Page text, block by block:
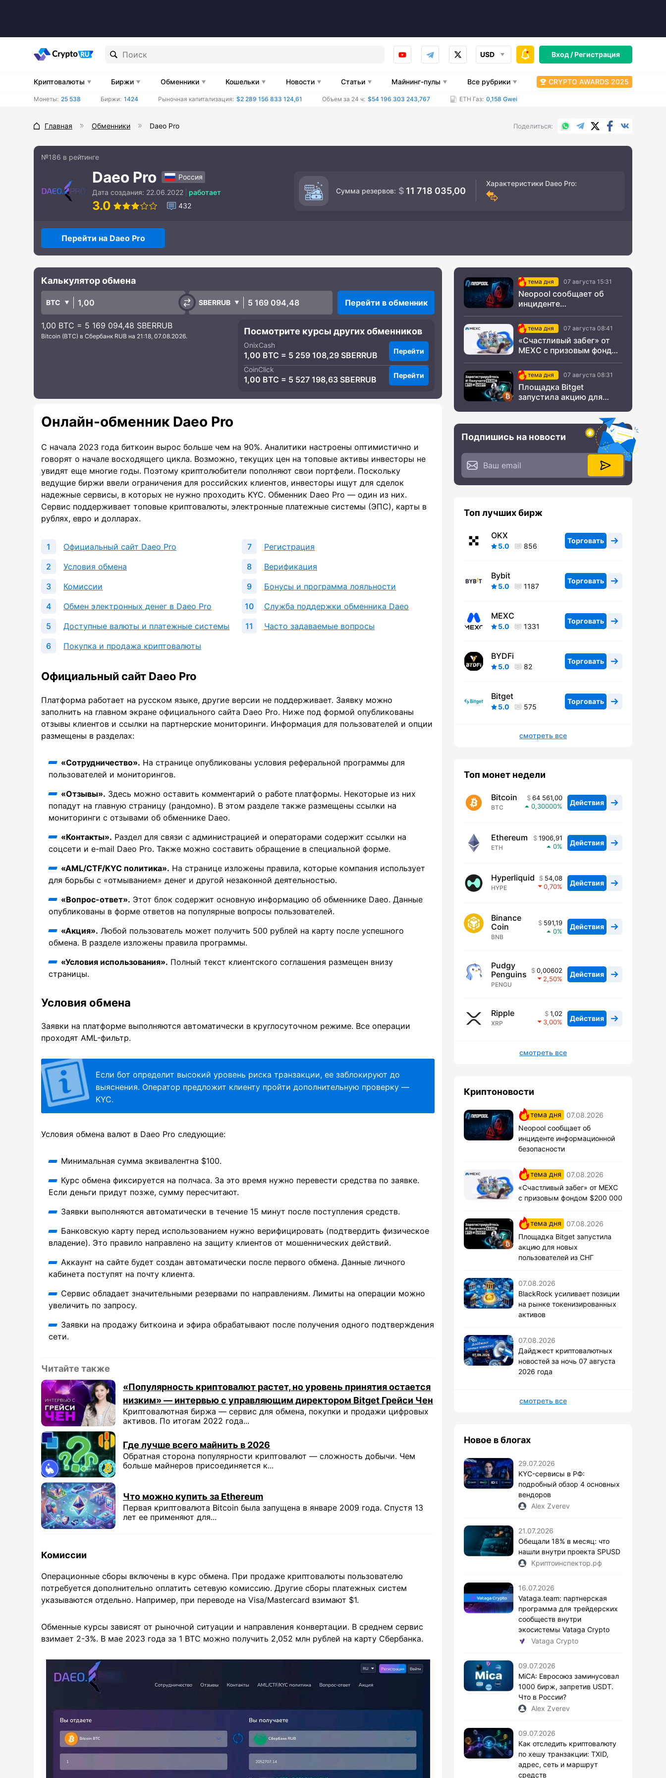
USD Вход /Регистрация
Криптовалюты Биржи Обменники Кошельки Новости Статьи Майнинг-пулы Все рубрики CRYPTO AWARDS 2025
Монеты: 25 538 Биржи: 1424 Рыночная капитализация: $2 289 156 833 124,61 Объем за 24 ч: $54 196 303 243,767 ETH Газ: 0,158 Gwei
Главная Обменники Daeo Pro Поделиться WhatsApp
TelegramX.comFacebook
№186 в рейтинге
Daeo Pro
Россия
Дата создания: 22.06.2022 работает
3.0 432
Сумма резервов: 11 718 035,00
Характеристики Daeo Pro:
Перейти на Daeo Pro
Калькулятор обмена
BTC SBERRUB Перейти в обменник
1,00 BTC = 5 169 094,48 SBERRUB
Bitcoin (BTC) в Сбербанк RUB на 21:18, 07.08.2026. Посмотрите курсы других обменников
OnixCash
1,00 BTC = 5 259 108,29 SBERRUB Перейти
CoinClick
1,00 BTC = 5 527 198,63 SBERRUB Перейти
Онлайн-обменник Daeo Pro
С начала 2023 года биткоин вырос больше чем на 90%. Аналитики настроены оптимистично и
говорят о начале восходящего цикла. Возможно, текущих цен на топовые активы инвесторы не
увидят еще многие годы. Поэтому криптолюбители пополняют свои портфели. Поскольку
ведущие биржи ввели ограничения для российских клиентов, инвесторы ищут для сделок
надежные сервисы, в которых не нужно проходить KYC. Обменник Daeo Pro — один из них.
Сервис поддерживает топовые криптовалюты, электронные платежные системы (ЭПС), карты в
рублях, евро и долларах.
Официальный сайт Daeo Pro
Условия обмена
Комиссии
Обмен электронных денег в Daeo Pro
Доступные валюты и платежные системы
Покупка и продажа криптовалюты
Регистрация
Верификация
Бонусы и программа лояльности
Служба поддержки обменника Daeo
Часто задаваемые вопросы
Официальный сайт Daeo Pro
Платформа работает на русском языке, другие версии не поддерживает. Заявку можно
заполнить на главном экране официального сайта Daeo Pro. Ниже под формой опубликованы
отзывы клиентов и ссылки на партнерские мониторинги. Информация для пользователей и опции
размещены в разделах:
«Сотрудничество». На странице опубликованы условия реферальной программы для
пользователей и мониторингов.
«Отзывы». Здесь можно оставить комментарий о работе платформы. Некоторые из них
попадут на главную страницу (рандомно). В этом разделе также размещены ссылки на
мониторинги с отзывами об обменнике Daeo.
«Контакты». Раздел для связи с администрацией и операторами содержит ссылки на
соцсети и e-mail Daeo Pro. Также можно составить обращение в специальной форме.
«AML/CTF/KYC политика». На странице изложены правила, которые компания использует
для борьбы с «отмыванием» денег и другой незаконной деятельностью.
«Вопрос-ответ». Этот блок содержит основную информацию об обменнике Daeo. Данные
опубликованы в форме ответов на популярные вопросы пользователей.
«Акция». Любой пользователь может получить 500 рублей на карту после успешного
обмена. В разделе изложены правила программы.
«Условия использования». Полный текст клиентского соглашения размещен внизу
страницы.
Условия обмена
Заявки на платформе выполняются автоматически в круглосуточном режиме. Все операции
проходят AML-фильтр.
Если бот определит высокий уровень риска транзакции, ее заблокируют до
выяснения. Оператор предложит клиенту пройти дополнительную проверку —
KYC.
Условия обмена валют в Daeo Pro следующие:
Минимальная сумма эквивалентна $100.
Курс обмена фиксируется на полчаса. За это время нужно перевести средства по заявке.
Если деньги придут позже, сумму пересчитают.
Заявки выполняются автоматически в течение 15 минут после поступления средств.
Банковскую карту перед использованием нужно верифицировать (подтвердить физическое
владение). Это правило направлено на защиту клиентов от мошеннических действий.
Аккаунт на сайте будет создан автоматически после первого обмена. Данные личного
кабинета поступят на почту клиента.
Сервис обладает значительными резервами по направлениям. Лимиты на операции можно
увеличить по запросу.
Заявки на продажу биткоина и эфира обрабатывают после получения одного подтверждения
сети.
Читайте также
«Популярность криптовалют растет, но уровень принятия остается
низким» — интервью с управляющим директором Bitget Грейси Чен
Криптовалютная биржа — сервис для обмена, покупки и продажи цифровых
активов. По итогам 2022 года...
Где лучше всего майнить в 2026
Обратная сторона популярности криптовалют — сложность добычи. Чем
больше майнеров присоединяется к...
Что можно купить за Ethereum
Первая криптовалюта Bitcoin была запущена в январе 2009 года. Спустя 13
лет ее применяют для...
Комиссии
Операционные сборы включены в курс обмена. При продаже криптовалюты пользователю
потребуется дополнительно оплатить сетевую комиссию. Другие сборы платежных систем
указываются отдельно. Например, при переводе на Visa/Mastercard взимают $1.
Обменные курсы зависят от рыночной ситуации и направления конвертации. В среднем сервис
взимает 2-3%. В мае 2023 года за 1 BTC можно получить 2,052 млн рублей на карту Сбербанка.
тема дня 07 августа 15:31
Neopool сообщает об
инциденте
безопасности
тема дня 07 августа 08:41
«Счастливый забег» от
MEXC с призовым фондом
тема дня 07 августа 08:31
Площадка Bitget
запустила акцию для
Подпишись на новости
Топ лучших бирж
OKX
5.0 856
Торговать
Bybit
5.0 1187
Торговать
MEXC
5.0 1331
Торговать
BYDFi
5.0 82
Торговать
Bitget
5.0 575
Торговать
смотреть все
Топ монет недели
Bitcoin
BTC
64 561,00
0,30000
Действия
Ethereum
ETH
1906,91
0
Действия
Hyperliquid
HYPE
54,08
0,70
Действия
Binance
Coin
BNB
591,19
0
Действия
Pudgy
Penguins
PENGU
0,00602
2,50
Действия
Ripple
XRP
1,02
3,00
Действия
смотреть все
Криптоновости
тема дня
07.08.2026
Neopool сообщает об
инциденте информационной
безопасности
тема дня
07.08.2026
«Счастливый забег» от MEXC
с призовым фондом $200 000
тема дня
07.08.2026
Площадка Bitget запустила
акцию для новых
пользователей из СНГ
07.08.2026
BlackRock усиливает позиции
на рынке токенизированных
активов
07.08.2026
Дайджест криптовалютных
новостей за ночь 07 августа
2026 года
смотреть все
Новое в блогах
29.07.2026
KYC-сервисы в РФ:
подробный обзор 4 основных
вендоров
Alex Zverev
21.07.2026
Обещали 18% в месяц: что
нашли внутри проекта SPUSD
Криптоинспектор.рф
16.07.2026
Vataga.team: партнерская
программа для трейдерских
сообществ внутри
экосистемы Vataga Crypto
Vataga Crypto
09.07.2026
MiCA: Евросоюз заминусовал
1000 бирж, запретив USDT.
Что в России?
Alex Zverev
09.07.2026
Как отследить криптовалюту
по хешу транзакции: TXID,
адрес, сеть и маршрут
средств